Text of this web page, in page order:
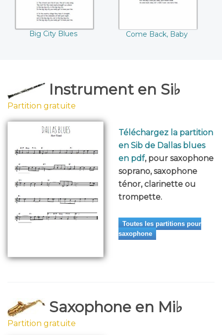
Big City Blues Come Back, Baby
Instrument en Si♭
Partition gratuite
Téléchargez la partition
en Sib de Dallas blues
en pdf, pour saxophone
soprano, saxophone
ténor, clarinette ou
trompette.
Toutes les partitions pour
saxophone
Saxophone en Mi♭
Partition gratuite